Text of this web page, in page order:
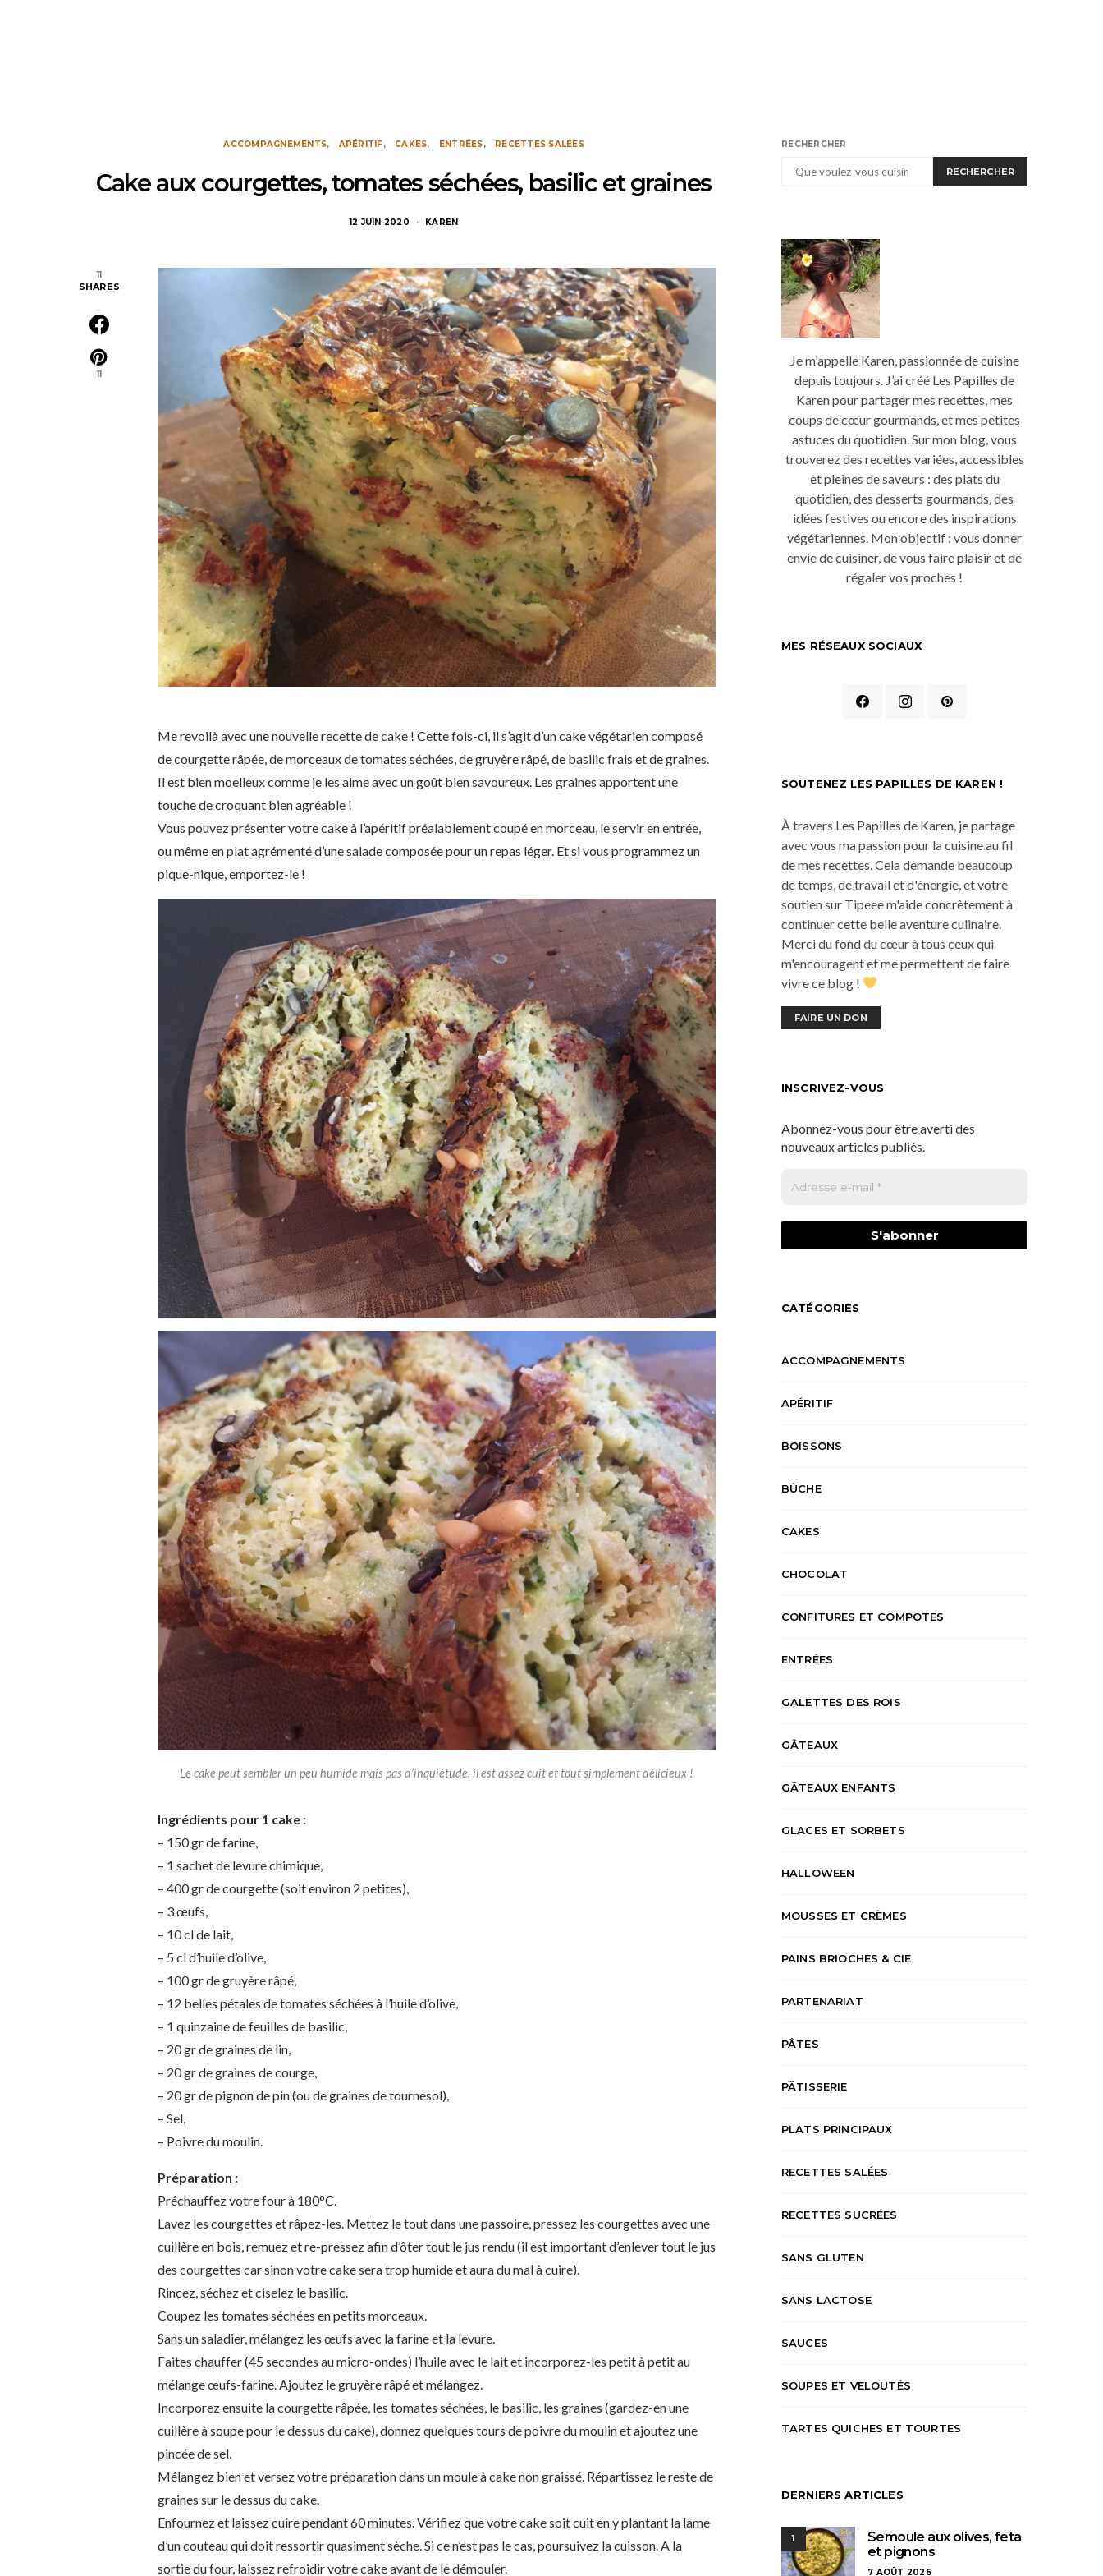
ACCOMPAGNEMENTS APÉRITIF CAKES ENTRÉES RECETTES SALÉES
Cake aux courgettes, tomates séchées, basilic et graines
12 JUIN 2020 KAREN
11
SHARES
11
Me revoilà avec une nouvelle recette de cake ! Cette fois-ci, il s’agit d’un cake végétarien composé
de courgette râpée, de morceaux de tomates séchées, de gruyère râpé, de basilic frais et de graines.
Il est bien moelleux comme je les aime avec un goût bien savoureux. Les graines apportent une
touche de croquant bien agréable !
Vous pouvez présenter votre cake à l’apéritif préalablement coupé en morceau, le servir en entrée,
ou même en plat agrémenté d’une salade composée pour un repas léger. Et si vous programmez un
pique-nique, emportez-le !
Le cake peut sembler un peu humide mais pas d’inquiétude, il est assez cuit et tout simplement délicieux !
Ingrédients pour 1 cake :
– 150 gr de farine,
– 1 sachet de levure chimique,
– 400 gr de courgette (soit environ 2 petites),
– 3 œufs,
– 10 cl de lait,
– 5 cl d’huile d’olive,
– 100 gr de gruyère râpé,
– 12 belles pétales de tomates séchées à l’huile d’olive,
– 1 quinzaine de feuilles de basilic,
– 20 gr de graines de lin,
– 20 gr de graines de courge,
– 20 gr de pignon de pin (ou de graines de tournesol),
– Sel,
– Poivre du moulin.
Préparation :
Préchauffez votre four à 180°C.
Lavez les courgettes et râpez-les. Mettez le tout dans une passoire, pressez les courgettes avec une
cuillère en bois, remuez et re-pressez afin d’ôter tout le jus rendu (il est important d’enlever tout le jus
des courgettes car sinon votre cake sera trop humide et aura du mal à cuire).
Rincez, séchez et ciselez le basilic.
Coupez les tomates séchées en petits morceaux.
Sans un saladier, mélangez les œufs avec la farine et la levure.
Faites chauffer (45 secondes au micro-ondes) l’huile avec le lait et incorporez-les petit à petit au
mélange œufs-farine. Ajoutez le gruyère râpé et mélangez.
Incorporez ensuite la courgette râpée, les tomates séchées, le basilic, les graines (gardez-en une
cuillère à soupe pour le dessus du cake), donnez quelques tours de poivre du moulin et ajoutez une
pincée de sel.
Mélangez bien et versez votre préparation dans un moule à cake non graissé. Répartissez le reste de
graines sur le dessus du cake.
Enfournez et laissez cuire pendant 60 minutes. Vérifiez que votre cake soit cuit en y plantant la lame
d’un couteau qui doit ressortir quasiment sèche. Si ce n’est pas le cas, poursuivez la cuisson. A la
sortie du four, laissez refroidir votre cake avant de le démouler.
RECHERCHER
RECHERCHER
Je m'appelle Karen, passionnée de cuisine
depuis toujours. J’ai créé Les Papilles de
Karen pour partager mes recettes, mes
coups de cœur gourmands, et mes petites
astuces du quotidien. Sur mon blog, vous
trouverez des recettes variées, accessibles
et pleines de saveurs : des plats du
quotidien, des desserts gourmands, des
idées festives ou encore des inspirations
végétariennes. Mon objectif : vous donner
envie de cuisiner, de vous faire plaisir et de
régaler vos proches !
MES RÉSEAUX SOCIAUX
SOUTENEZ LES PAPILLES DE KAREN !
À travers Les Papilles de Karen, je partage
avec vous ma passion pour la cuisine au fil
de mes recettes. Cela demande beaucoup
de temps, de travail et d'énergie, et votre
soutien sur Tipeee m'aide concrètement à
continuer cette belle aventure culinaire.
Merci du fond du cœur à tous ceux qui
m'encouragent et me permettent de faire
vivre ce blog !
FAIRE UN DON
INSCRIVEZ-VOUS
Abonnez-vous pour être averti des
nouveaux articles publiés.
CATÉGORIES
ACCOMPAGNEMENTS
APÉRITIF
BOISSONS
BÛCHE
CAKES
CHOCOLAT
CONFITURES ET COMPOTES
ENTRÉES
GALETTES DES ROIS
GÂTEAUX
GÂTEAUX ENFANTS
GLACES ET SORBETS
HALLOWEEN
MOUSSES ET CRÈMES
PAINS BRIOCHES & CIE
PARTENARIAT
PÂTES
PÂTISSERIE
PLATS PRINCIPAUX
RECETTES SALÉES
RECETTES SUCRÉES
SANS GLUTEN
SANS LACTOSE
SAUCES
SOUPES ET VELOUTÉS
TARTES QUICHES ET TOURTES
DERNIERS ARTICLES
1
Semoule aux olives, feta
et pignons
7 AOÛT 2026